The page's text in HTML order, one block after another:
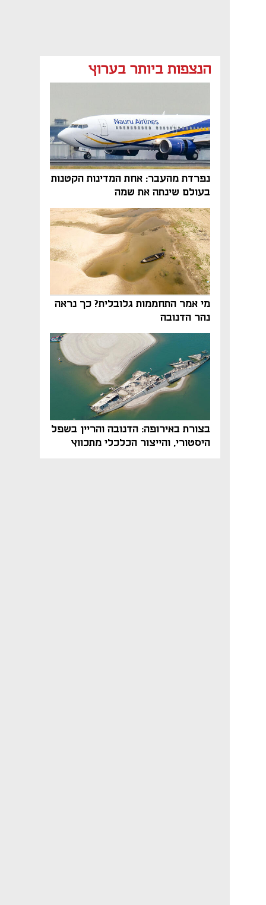
הנצפות ביותר בערוץ
נפרדת מהעבר: אחת המדינות הקטנות
בעולם שינתה את שמה
מי אמר התחממות גלובלית? כך נראה
נהר הדנובה
בצורת באירופה: הדנובה והריין בשפל
היסטורי, והייצור הכלכלי מתכווץ